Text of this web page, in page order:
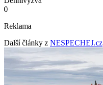
0
Reklama
Další články z NESPECHEJ.cz